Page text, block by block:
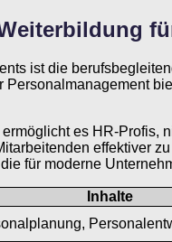
ist die
es HR-
effektiver
für moderne
Inhalte